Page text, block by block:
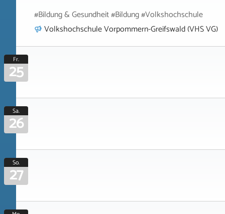
#Bildung & Gesundheit #Bildung #Volkshochschule
Volkshochschule Vorpommern-Greifswald (VHS VG)
Fr.
25
Sa.
26
So.
27